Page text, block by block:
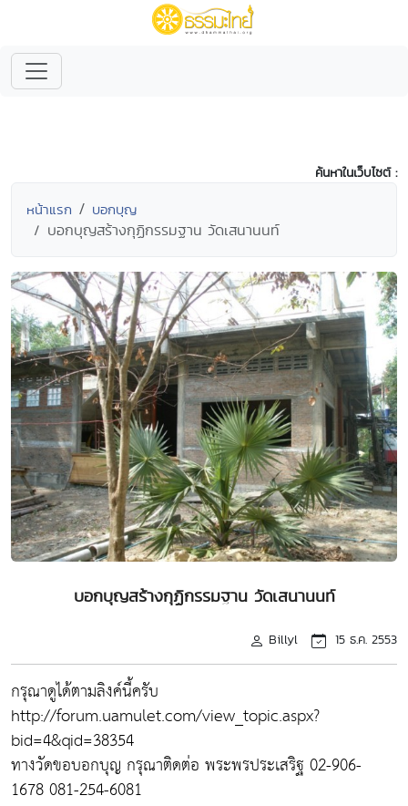
ค้นหาในเว็บไซต์ :
หน้าแรก บอกบุญ
บอกบุญสร้างกุฏิกรรมฐาน วัดเสนานนท์
บอกบุญสร้างกุฏิกรรมฐาน วัดเสนานนท์
Billyl 15 ธ.ค. 2553
กรุณาดูได้ตามลิงค์นี้ครับ
http://forum.uamulet.com/view_topic.aspx?
bid=4&qid=38354
ทางวัดขอบอกบุญ กรุณาติดต่อ พระพรประเสริฐ 02-906-
1678 081-254-6081